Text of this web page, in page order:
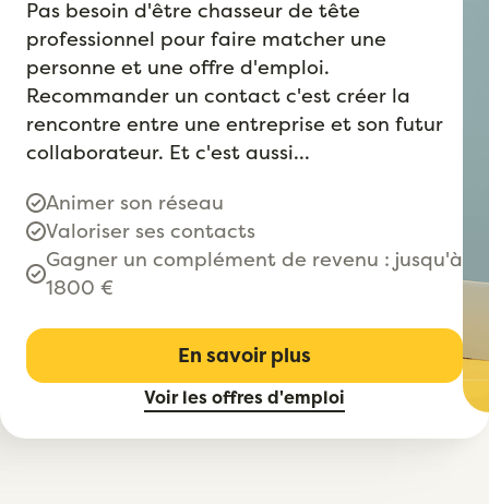
Pas besoin d'être chasseur de tête
professionnel pour faire matcher une
personne et une offre d'emploi.
Recommander un contact c'est créer la
rencontre entre une entreprise et son futur
collaborateur. Et c'est aussi...
Animer son réseau
Valoriser ses contacts
Gagner un complément de revenu : jusqu'à
1800 €
En savoir plus
Voir les offres d'emploi